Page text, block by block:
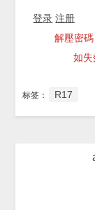
登录 注册
解壓密
如失
标签： R17